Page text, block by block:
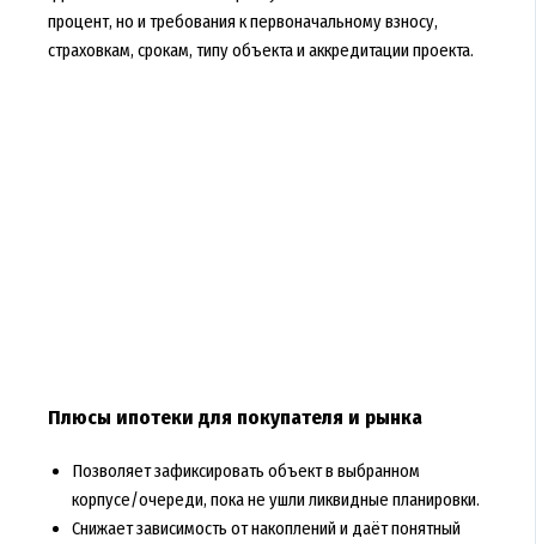
процент, но и требования к первоначальному взносу,
страховкам, срокам, типу объекта и аккредитации проекта.
Плюсы ипотеки для покупателя и рынка
Позволяет зафиксировать объект в выбранном
корпусе/очереди, пока не ушли ликвидные планировки.
Снижает зависимость от накоплений и даёт понятный